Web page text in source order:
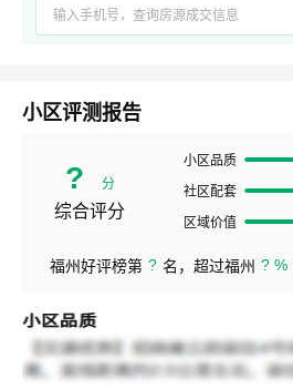
小区评测报告
? 分
综合评分
福州好评榜第 ? 名，超过福州 ? %
小区品质
社区配套
区域价值